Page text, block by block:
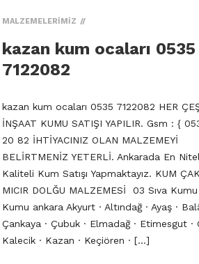
MALZEMELERIMIZ
kazan kum ocaları 0535
7122082
kazan kum ocaları 0535 7122082 HER
İNŞAAT KUMU SATIŞI YAPILIR. Gsm : {
20 82 İHTİYACINIZ OLAN MALZEMEYİ
BELİRTMENİZ YETERLİ. Ankarada En
Kaliteli Kum Satışı Yapmaktayız. KUM
MICIR DOLĞU MALZEMESİ 03 Sıva
Kumu ankara Akyurt · Altındağ · Ayaş ·
Çankaya · Çubuk · Elmadağ · Etimesgut ·
Kalecik · Kazan · Keçiören · […]